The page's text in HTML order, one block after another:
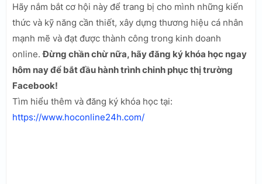
Hãy nắm bắt cơ hội này để trang bị cho mình những kiến
thức và kỹ năng cần thiết, xây dựng thương hiệu cá nhân
mạnh mẽ và đạt được thành công trong kinh doanh
online.Đừng chần chừ nữa, hãy đăng ký khóa học ngay
hôm nay để bắt đầu hành trình chinh phục thị trường
Facebook!
Tìm hiểu thêm và đăng ký khóa học tại:
https://www.hoconline24h.com/